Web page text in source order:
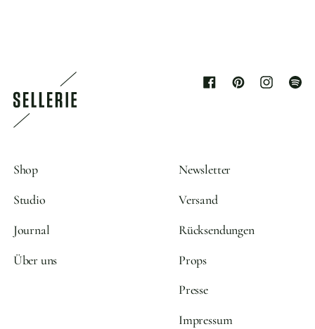
Facebook Pinterest Instagram
Shop
Studio
Journal
Über uns
Newsletter
Versand
Rücksendungen
Props
Presse
Impressum